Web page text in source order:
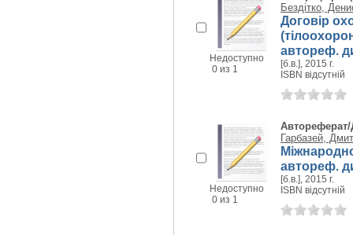
Недоступно
0 из 1
Бездітко,
Договір
автореф.
[б.в.], 2015 г.
ISBN відсутній
Недоступно
0 из 1
Автореферат/
Гарбазей,
автореф.
[б.в.], 2015 г.
ISBN відсутній